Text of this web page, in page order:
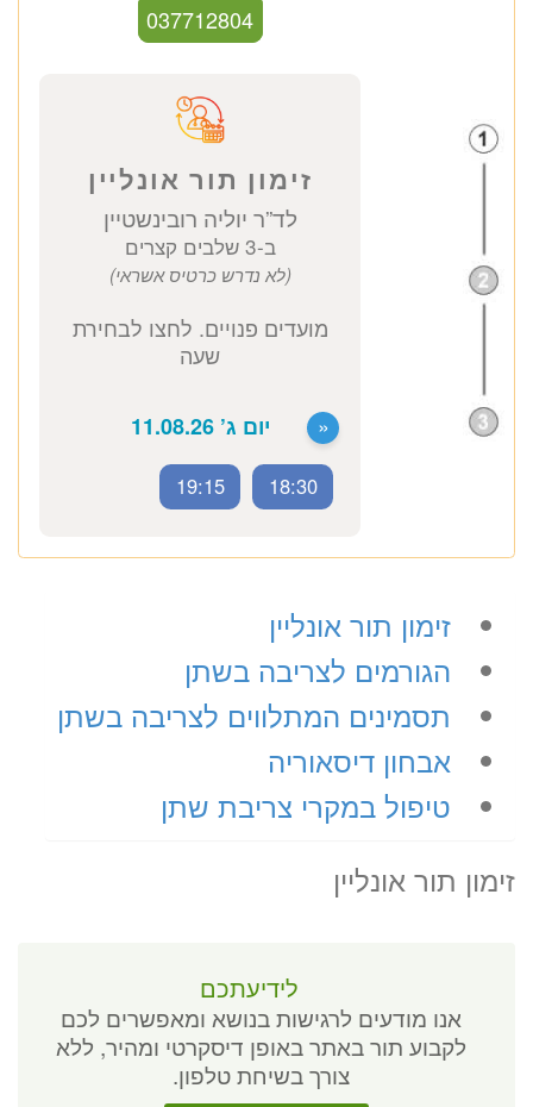
ייעוץ אורולוג
לזימון תור טלפוני התקשרו
037712804
לד”ר יוליה רובינשטיין
ב-3 שלבים קצרים
(לא נדרש כרטיס אשראי)
מועדים פנויים. לחצו לבחירת
« יום ג’ 11.08.26
זימון תור אונליין
הגורמים לצריבה בשתן
תסמינים המתלווים לצריבה בשתן
אבחון דיסאוריה
טיפול במקרי צריבת שתן
זימון תור אונליין
לידיעתכם
אנו מודעים לרגישות בנושא ומאפשרים לכם
לקבוע תור באתר באופן דיסקרטי ומהיר, ללא
צורך בשיחת טלפון.